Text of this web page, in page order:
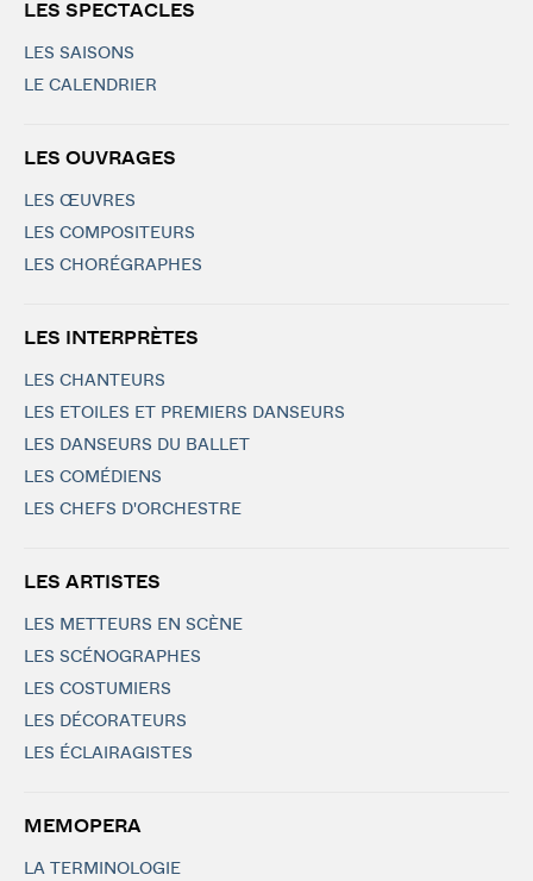
LES SPECTACLES
LES SAISONS
LE CALENDRIER
LES OUVRAGES
LES ŒUVRES
LES COMPOSITEURS
LES CHORÉGRAPHES
LES INTERPRÈTES
LES CHANTEURS
LES ETOILES ET PREMIERS DANSEURS
LES DANSEURS DU BALLET
LES COMÉDIENS
LES CHEFS D'ORCHESTRE
LES ARTISTES
LES METTEURS EN SCÈNE
LES SCÉNOGRAPHES
LES COSTUMIERS
LES DÉCORATEURS
LES ÉCLAIRAGISTES
MEMOPERA
LA TERMINOLOGIE